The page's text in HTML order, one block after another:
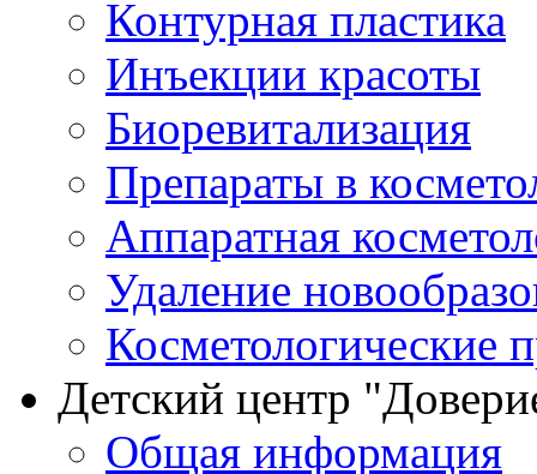
Контурная пластика
Инъекции красоты
Биоревитализация
Препараты в
Аппаратная
Удаление
Косметологические
Детский центр
Общая информация